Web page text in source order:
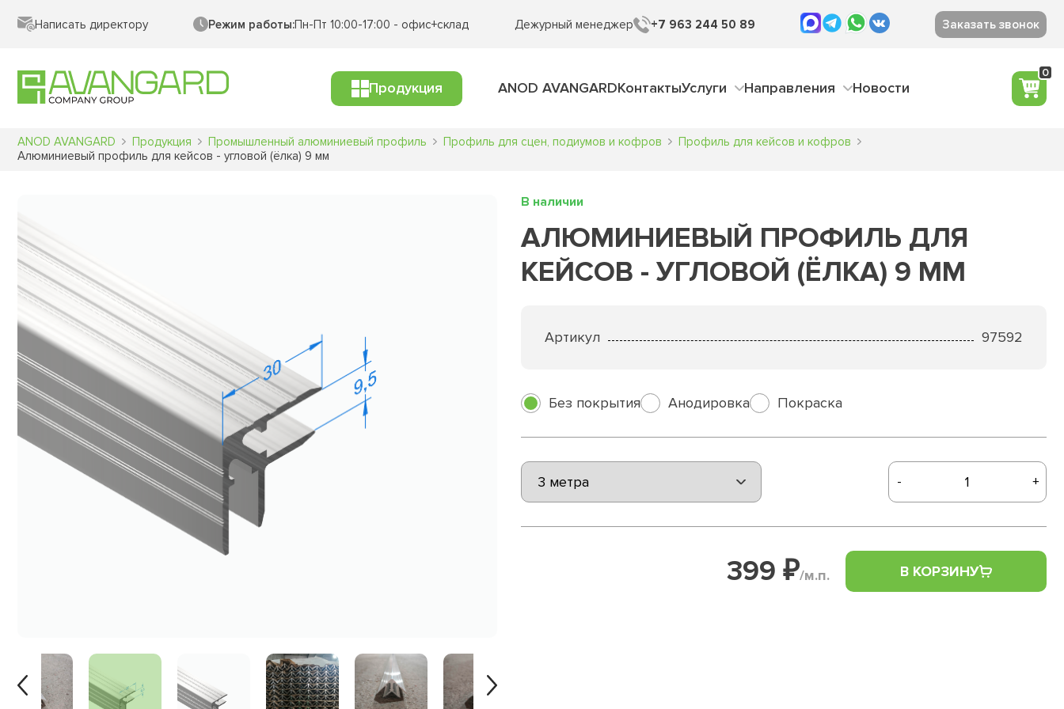
Написать директору Режим работы:Пн-Пт 10:00-17:00 - офис+склад Дежурный менеджер +7 963 244 50 89 Заказать звонок
Продукция ANOD AVANGARDКонтактыУслуги Направления Новости
0
ANOD AVANGARD Продукция Промышленный алюминиевый профиль Профиль для сцен, подиумов и кофров
Профиль для кейсов и кофров
Алюминиевый профиль для кейсов - угловой (ёлка) 9 мм
В наличии
АЛЮМИНИЕВЫЙ ПРОФИЛЬ ДЛЯ
КЕЙСОВ - УГЛОВОЙ (ЁЛКА) 9 ММ
Артикул 97592
Без покрытия Анодировка Покраска
- +
399 ₽/м.п. В КОРЗИНУ